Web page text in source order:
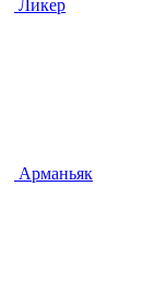
Ликер
Арманьяк